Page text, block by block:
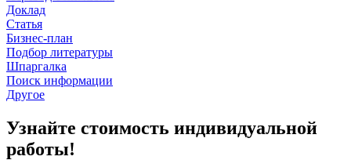
Доклад
Статья
Бизнес-план
Подбор литературы
Шпаргалка
Поиск информации
Другое
Узнайте стоимость индивидуальной
работы!